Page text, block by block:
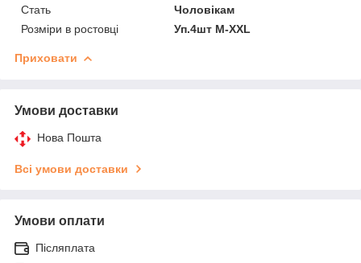
Стать
Чоловікам
Розміри в ростовці
Уп.4шт M-XXL
Приховати
Умови доставки
Нова Пошта
Всі умови доставки
Умови оплати
Післяплата